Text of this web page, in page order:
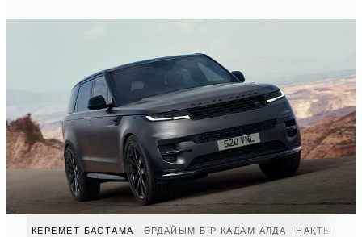
КЕРЕМЕТ БАСТАМА ӘРДАЙЫМ БІР ҚАДАМ АЛДА НАҚТЫ